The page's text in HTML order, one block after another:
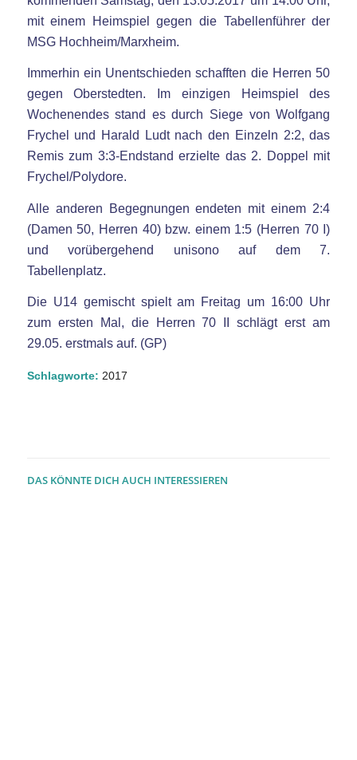
mit einem Heimspiel gegen die Tabellenführer der
MSG Hochheim/Marxheim.
Immerhin ein Unentschieden schafften die Herren 50
gegen Oberstedten. Im einzigen Heimspiel des
Wochenendes stand es durch Siege von Wolfgang
Frychel und Harald Ludt nach den Einzeln 2:2, das
Remis zum 3:3-Endstand erzielte das 2. Doppel mit
Frychel/Polydore.
Alle anderen Begegnungen endeten mit einem 2:4
(Damen 50, Herren 40) bzw. einem 1:5 (Herren 70 I)
und vorübergehend unisono auf dem 7.
Tabellenplatz.
Die U14 gemischt spielt am Freitag um 16:00 Uhr
zum ersten Mal, die Herren 70 II schlägt erst am
29.05. erstmals auf. (GP)
Schlagworte: 2017
DAS KÖNNTE DICH AUCH INTERESSIEREN